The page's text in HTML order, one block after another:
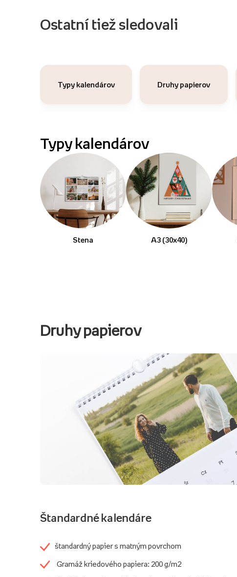
Ostatní tiež sledovali
Typy kalendárov Druhy papierov
Typy kalendárov
Stena A3 (30x40)
Druhy papierov
Štandardné kalendáre
štandardný papier s matným povrchom
Gramáž kriedového papiera: 200 g/m2